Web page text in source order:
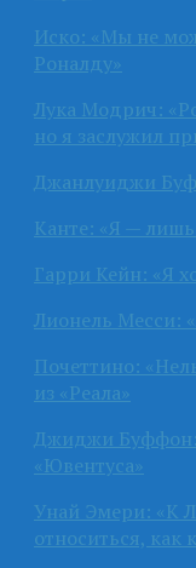
Иско: «Мы не
Роналду»
Лука Модрич:
но я заслужил
Джанлуиджи
Канте: «Я —
Гарри Кейн: «Я
Лионель Месси:
Почеттино:
из «Реала»
Джиджи Буффон:
«Ювентуса»
Унай Эмери: «К
относиться, как